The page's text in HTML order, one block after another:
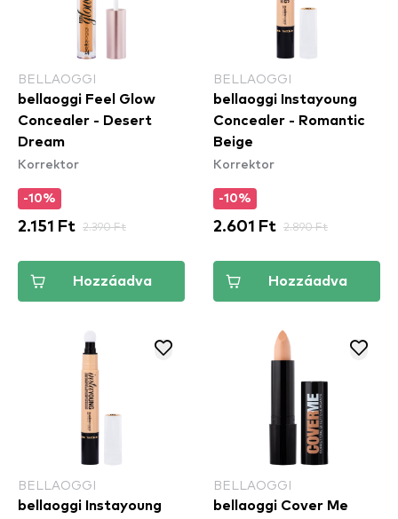
BELLAOGGI
bellaoggi Feel Glow
Concealer - Desert
Dream
Korrektor
-10%
2.151 Ft 2.390 Ft
Hozzáadva
BELLAOGGI
bellaoggi Instayoung
Concealer - Romantic
Beige
Korrektor
-10%
2.601 Ft 2.890 Ft
Hozzáadva
BELLAOGGI
bellaoggi Instayoung
BELLAOGGI
bellaoggi Cover Me